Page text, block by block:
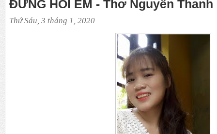
ĐỪNG HỎI EM - Thơ Nguyễn Thanh
Thứ Sáu, 3 tháng 1, 2020